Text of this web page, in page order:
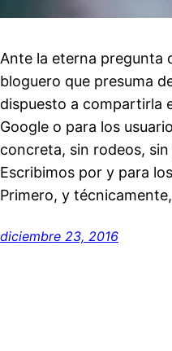
Ante la eterna pregunta
bloguero que presuma
dispuesto a compartirla
Google o para los
concreta, sin rodeos,
Escribimos por y para
Primero, y
diciembre 23, 2016